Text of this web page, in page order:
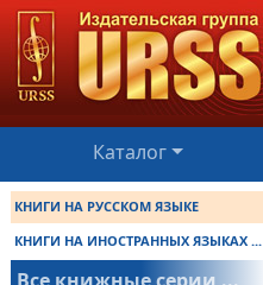
Каталог
КНИГИ НА РУССКОМ ЯЗЫКЕ
КНИГИ НА ИНОСТРАННЫХ ЯЗЫКАХ ...